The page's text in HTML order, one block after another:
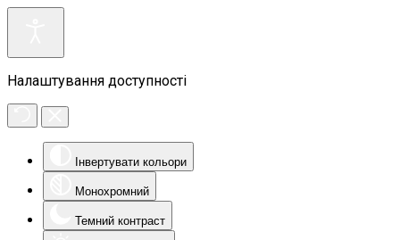
Налаштування доступності
Інвертувати кольори
Монохромний
Темний контраст